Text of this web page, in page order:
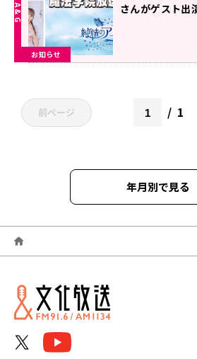
お知らせ
さんがゲスト出
前ページ 1
年月別で見る
2023年09月
2023年07月
2023年06月